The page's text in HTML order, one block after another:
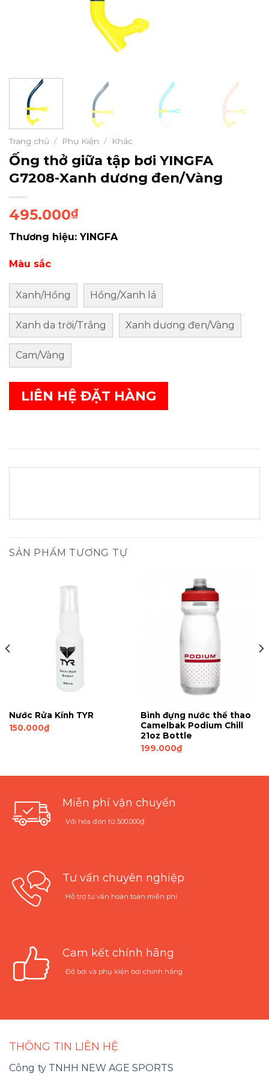
Trang chủ / Phụ Kiện / Khác
Ống thở giữa tập bơi YINGFA
G7208-Xanh dương đen/Vàng
495.000₫
Thương hiệu: YINGFA
Màu sắc
Xanh/Hồng Hồng/Xanh lá
Xanh da trời/Trắng Xanh dương đen/Vàng
Cam/Vàng
LIÊN HỆ ĐẶT HÀNG
SẢN PHẨM TƯƠNG TỰ
Nước Rửa Kính TYR
150.000₫
Bình đựng nước thể thao
Camelbak Podium Chill
21oz Bottle
199.000₫
Miễn phí vận chuyển
Với hóa đơn từ 500.000₫
Tư vấn chuyên nghiệp
Hỗ trợ tư vấn hoàn toàn miễn phí
Cam kết chính hãng
Đồ bơi và phụ kiện bơi chính hãng
THÔNG TIN LIÊN HỆ
Công ty TNHH NEW AGE SPORTS